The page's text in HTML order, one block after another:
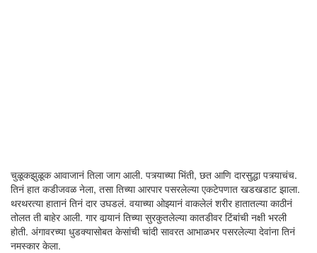
चुळूकझुळूक आवाजानं तिला जाग आली. पत्र्याच्या भिंती, छत आणि दारसुद्धा पत्र्याचंच.
तिनं हात कडीजवळ नेला, तसा तिच्या आरपार पसरलेल्या एकटेपणात खडखडाट झाला.
थरथरत्या हातानं तिनं दार उघडलं. वयाच्या ओझ्यानं वाकलेलं शरीर हातातल्या काठीनं
तोलत ती बाहेर आली. गार वार्‍यानं तिच्या सुरकुतलेल्या कातडीवर टिंबांची नक्षी भरली
होती. अंगावरच्या धुडक्यासोबत केसांची चांदी सावरत आभाळभर पसरलेल्या देवांना तिनं
नमस्कार केला.